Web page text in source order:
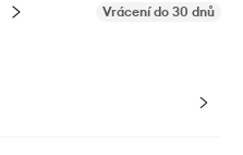
Vrácení do 30 dnů